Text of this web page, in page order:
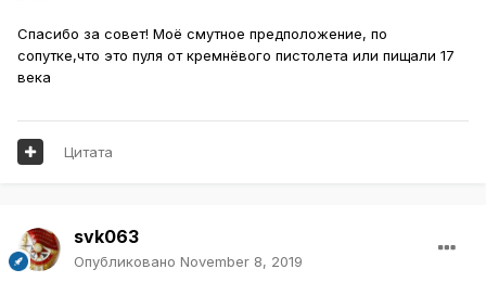
Спасибо за совет! Моё смутное предположение, по
сопутке,что это пуля от кремнёвого пистолета или пищали 17
века
Цитата
svk063
Опубликовано November 8, 2019